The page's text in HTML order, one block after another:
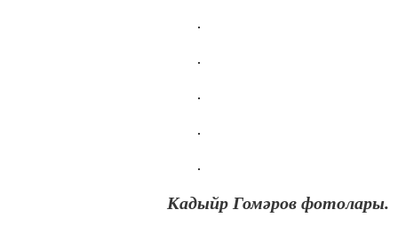
Кадыйр Гомәров фотолары.